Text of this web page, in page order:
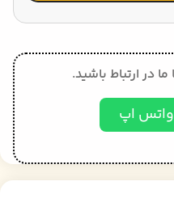
در ارتباط باشید.
واتس اپ